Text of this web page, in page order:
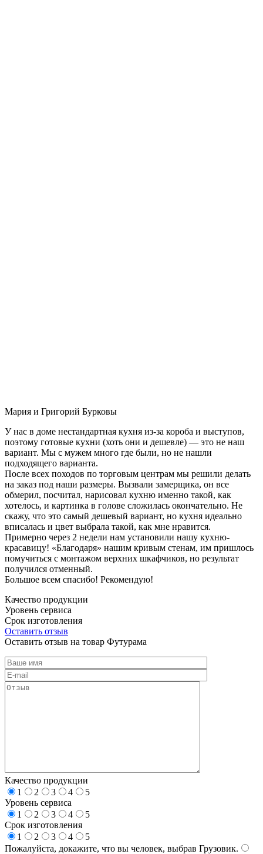
Мария и Григорий Бурковы
У нас в доме нестандартная кухня из-за короба и выступов,
поэтому готовые кухни (хоть они и дешевле) — это не наш
вариант. Мы с мужем много где были, но не нашли
подходящего варианта.
После всех походов по торговым центрам мы решили делать
на заказ под наши размеры. Вызвали замерщика, он все
обмерил, посчитал, нарисовал кухню именно такой, как
хотелось, и картинка в голове сложилась окончательно. Не
скажу, что это самый дешевый вариант, но кухня идеально
вписалась и цвет выбрала такой, как мне нравится.
Примерно через 2 недели нам установили нашу кухню-
красавицу! «Благодаря» нашим кривым стенам, им пришлось
помучиться с монтажом верхних шкафчиков, но результат
получился отменный.
Большое всем спасибо! Рекомендую!
Качество продукции
Уровень сервиса
Срок изготовления
Оставить отзыв
Оставить отзыв на товар Футурама
Качество продукции
1
2 3 4
5
Уровень сервиса
1
2 3 4
5
Срок изготовления
1
2 3 4
5
Пожалуйста, докажите, что вы человек, выбрав Грузовик.